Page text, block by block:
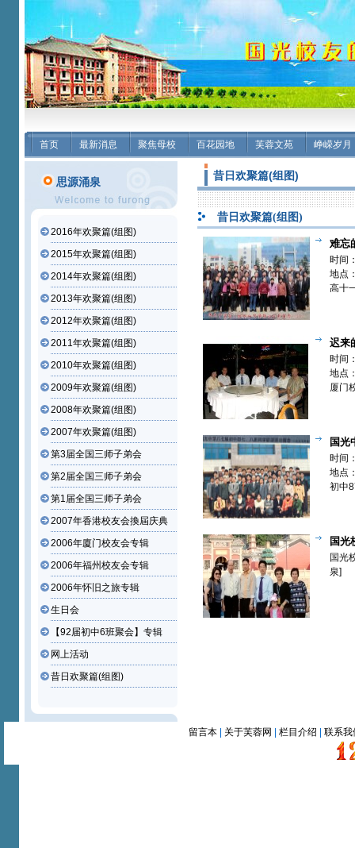
首页 最新消息 聚焦母校 百花园地 芙蓉文苑 峥嵘岁月
思源涌泉
2016年欢聚篇(组图)
2015年欢聚篇(组图)
2014年欢聚篇(组图)
2013年欢聚篇(组图)
2012年欢聚篇(组图)
2011年欢聚篇(组图)
2010年欢聚篇(组图)
2009年欢聚篇(组图)
2008年欢聚篇(组图)
2007年欢聚篇(组图)
第3届全国三师子弟会
第2届全国三师子弟会
第1届全国三师子弟会
2007年香港校友会換屆庆典
2006年廈门校友会专辑
2006年福州校友会专辑
2006年怀旧之旅专辑
生日会
【92届初中6班聚会】专辑
网上活动
昔日欢聚篇(组图)
昔日欢聚篇(组图)
昔日欢聚篇(组图)
难忘
时间
地点
高十
迟来
时间
地点
厦门
国光
八班同学
时间
地点
初中
国光
频）【
国光
泉]
留言本| 关于芙蓉网 栏目介绍 联系我